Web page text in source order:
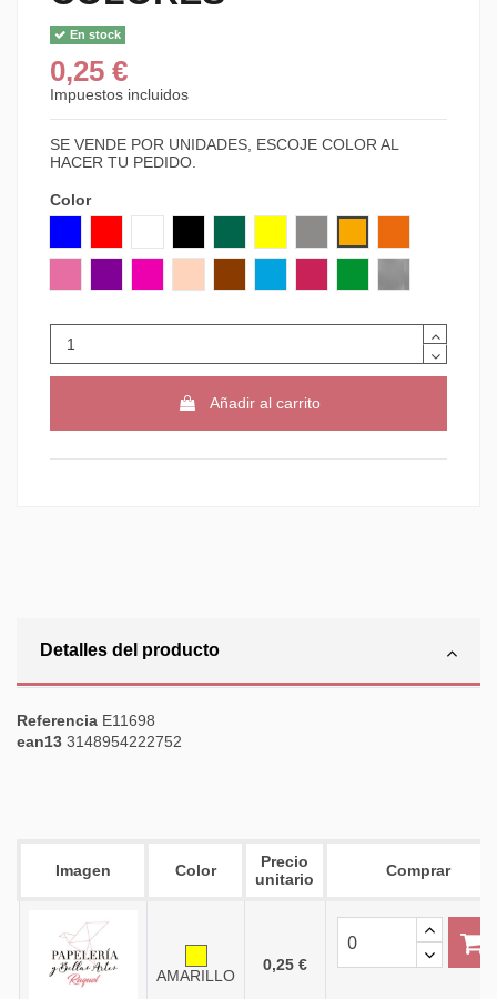
En stock
0,25 €
Impuestos incluidos
SE VENDE POR UNIDADES, ESCOJE COLOR AL
HACER TU PEDIDO.
Color
Añadir al carrito
Detalles del producto
Referencia E11698
ean13 3148954222752
Imagen Color
Precio
unitario
Comprar
AMARILLO
0,25 €